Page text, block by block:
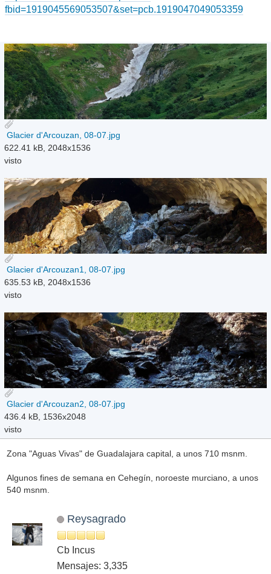
fbid=1919045569053507&set=pcb.1919047049053359
Glacier d'Arcouzan, 08-07.jpg
622.41 kB, 2048x1536
visto
Glacier d'Arcouzan1, 08-07.jpg
635.53 kB, 2048x1536
visto
Glacier d'Arcouzan2, 08-07.jpg
436.4 kB, 1536x2048
visto
Zona "Aguas Vivas" de Guadalajara capital, a unos 710 msnm.
Algunos fines de semana en Cehegín, noroeste murciano, a unos
540 msnm.
Reysagrado
Cb Incus
Mensajes: 3,335